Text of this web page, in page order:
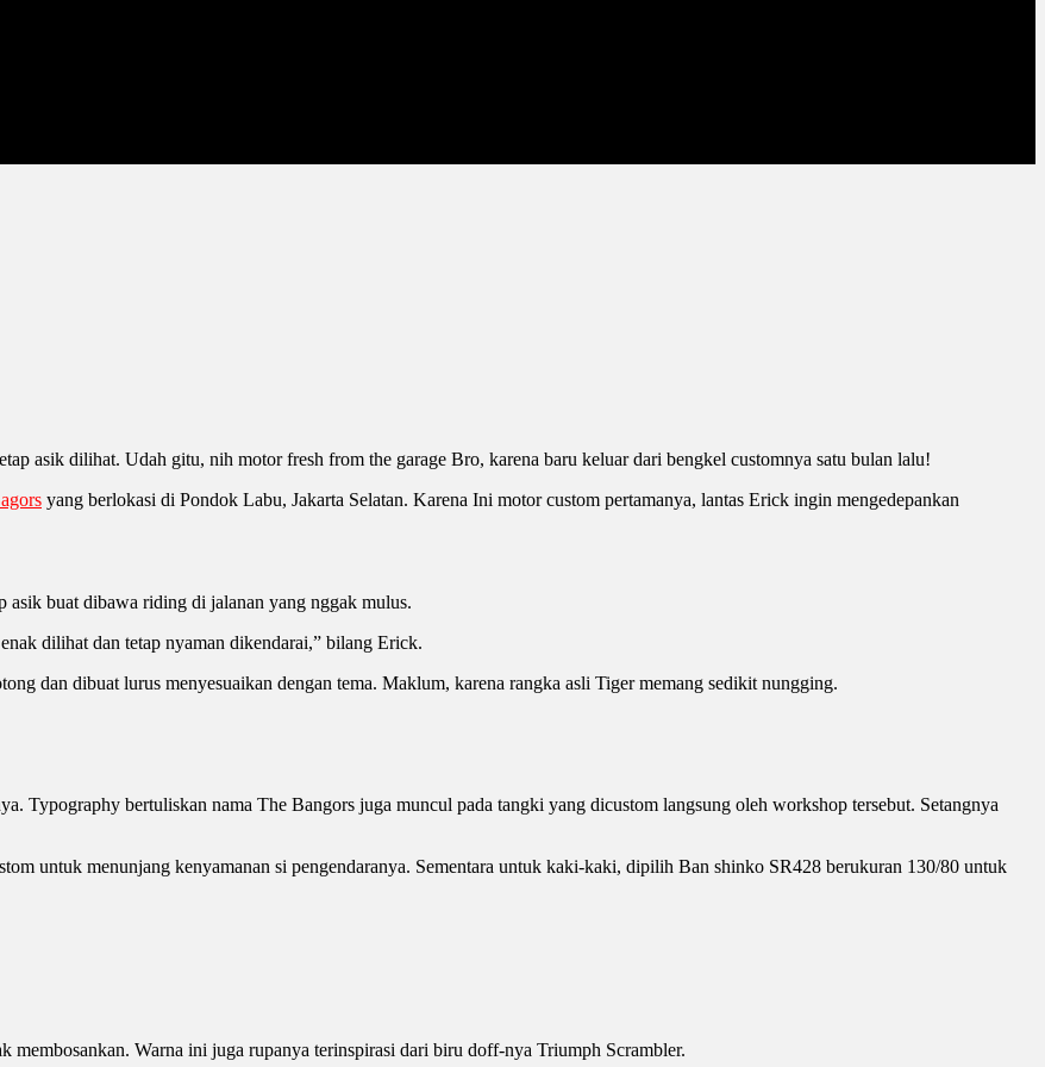
asik dilihat. Udah gitu, nih motor fresh from the garage Bro, karena baru keluar dari bengkel customnya satu bulan lalu!
yang berlokasi di Pondok Labu, Jakarta Selatan. Karena Ini motor custom pertamanya, lantas Erick ingin mengedepankan
asik buat dibawa riding di jalanan yang nggak mulus.
dilihat dan tetap nyaman dikendarai,” bilang Erick.
dan dibuat lurus menyesuaikan dengan tema. Maklum, karena rangka asli Tiger memang sedikit nungging.
Typography bertuliskan nama The Bangors juga muncul pada tangki yang dicustom langsung oleh workshop tersebut. Setangnya
untuk menunjang kenyamanan si pengendaranya. Sementara untuk kaki-kaki, dipilih Ban shinko SR428 berukuran 130/80 untuk
Warna ini juga rupanya terinspirasi dari biru doff-nya Triumph Scrambler.